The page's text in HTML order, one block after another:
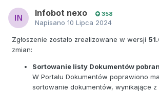
Infobot nexo 358
Napisano 10 Lipca 2024
Zgłoszenie zostało zrealizowane w wersji
zmian:
Sortowanie listy Dokumentów
W Portalu Dokumentów poprawiono
sortowanie dokumentów, wynikające z